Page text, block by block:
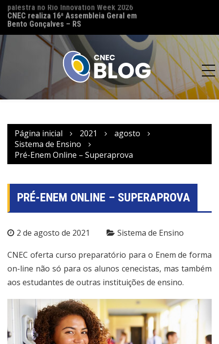
CNEC realiza 16ª Assembleia Geral em
Bento Gonçalves – RS
Página inicial 2021
agosto
Sistema de Ensino
Pré-Enem Online – Superaprova
PRÉ-ENEM ONLINE – SUPERAPROVA
2 de agosto de 2021 Sistema de Ensino
CNEC oferta curso preparatório para o Enem de forma
on-line não só para os alunos cenecistas, mas também
aos estudantes de outras instituições de ensino.